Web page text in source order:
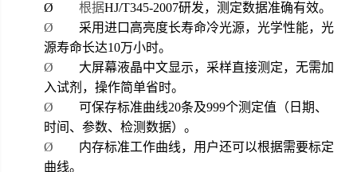
Ø根据HJ/T345-2007研发，测定数据准确有效。
Ø 采用进口高亮度长寿命冷光源，光学性能，光
源寿命长达10万小时。
Ø 大屏幕液晶中文显示，采样直接测定，无需加
入试剂，操作简单省时。
Ø可保存标准曲线20条及999个测定值（日期、
时间、参数、检测数据）。
Ø 内存标准工作曲线，用户还可以根据需要标定
曲线。